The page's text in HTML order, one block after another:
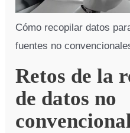
Cómo recopilar datos
fuentes no
Retos de la
de datos no